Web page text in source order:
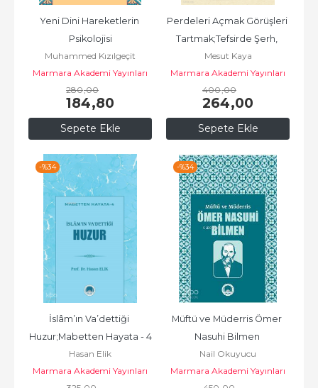
Sepete Ekle
Yeni Dini Hareketlerin
Psikolojisi
Muhammed Kızılgeçit
Marmara Akademi Yayınları
280,00
184,80
Sepete Ekle
Perdeleri Açmak Görüşleri
Tartmak;Tefsirde Şerh,
Haşiye ve Muhakemat...
Mesut Kaya
Marmara Akademi Yayınları
400,00
264,00
-%34
İslâm’ın Va’dettiği
Huzur;Mabetten Hayata - 4
Hasan Elik
Marmara Akademi Yayınları
-%34
Müftü ve Müderris Ömer
Nasuhi Bilmen
Sempozyum Tebliğleri
Nail Okuyucu
Marmara Akademi Yayınları